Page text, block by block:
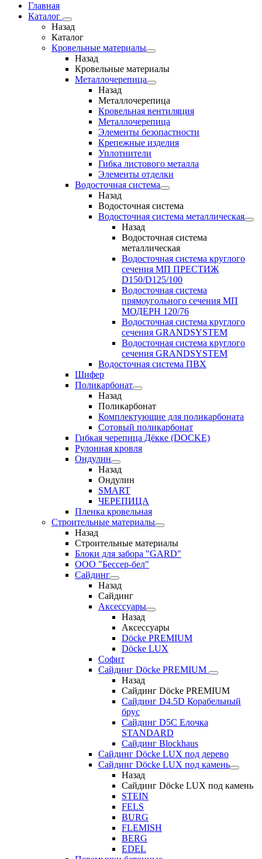
Главная
Каталог
Назад
Каталог
Кровельные материалы
Назад
Кровельные материалы
Металлочерепица
Назад
Металлочерепица
Кровельная вентиляция
Металлочерепица
Элементы безопастности
Крепежные изделия
Уплотнители
Гибка листового металла
Элементы отделки
Водосточная система
Назад
Водосточная система
Водосточная система металлическая
Назад
Водосточная система
металлическая
Водосточная система круглого
сечения МП ПРЕСТИЖ
D150/D125/100
Водосточная система
прямоугольного сечения МП
МОДЕРН 120/76
Водосточная система круглого
сечения GRANDSYSTEM
Водосточная система круглого
сечения GRANDSYSTEM
Водосточная система ПВХ
Шифер
Поликарбонат
Назад
Поликарбонат
Комплектующие для поликарбоната
Сотовый поликарбонат
Гибкая черепица Дёкке (DOCKE)
Рулонная кровля
Ондулин
Назад
Ондулин
SMART
ЧЕРЕПИЦА
Пленка кровельная
Строительные материалы
Назад
Строительные материалы
Блоки для забора "GARD"
ООО "Бессер-бел"
Сайдинг
Назад
Сайдинг
Аксессуары
Назад
Аксессуары
Döcke PREMIUM
Döcke LUX
Софит
Сайдинг Döcke PREMIUM
Назад
Сайдинг Döcke PREMIUM
Сайдинг D4.5D Корабельный
брус
Сайдинг D5С Елочка
STANDARD
Сайдинг Blockhaus
Сайдинг Döcke LUX под дерево
Сайдинг Döcke LUX под камень
Назад
Сайдинг Döcke LUX под камень
STEIN
FELS
BURG
FLEMISH
BERG
EDEL